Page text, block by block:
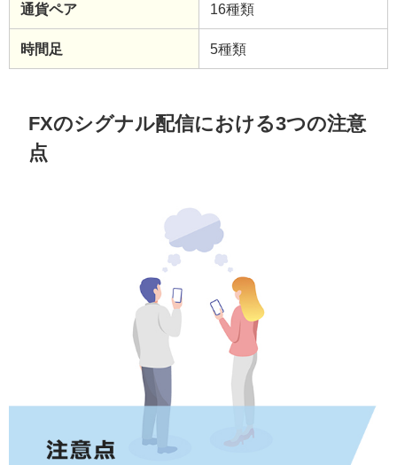
通貨ペア 16種類
時間足 5種類
FXのシグナル配信における3つの注意
点